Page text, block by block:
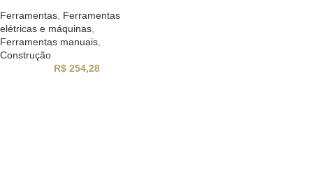
Ferramentas Ferramentas
elétricas e máquinas
Ferramentas manuais
Construção
R$254,28